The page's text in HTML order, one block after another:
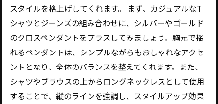
スタイルを格上げしてくれます。 まず、カジュアルなT
シャツとジーンズの組み合わせに、シルバーやゴールド
のクロスペンダントをプラスしてみましょう。胸元で揺
れるペンダントは、シンプルながらもおしゃれなアクセ
ントとなり、全体のバランスを整えてくれます。また、
シャツやブラウスの上からロングネックレスとして使用
することで、縦のラインを強調し、スタイルアップ効果